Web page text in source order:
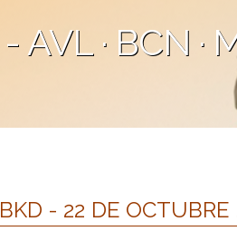
· BCN ·
- 22 DE OCTUBRE